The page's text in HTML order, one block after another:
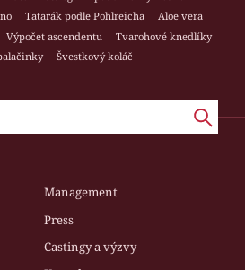
Tatarák podle Pohlreicha
Aloe vera
Výpočet ascendentu
Tvarohové knedlíky
Švestkový koláč
Management
Press
Castingy a výzvy